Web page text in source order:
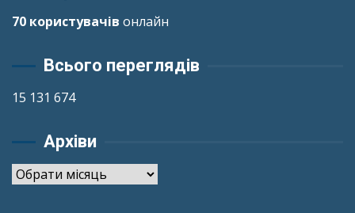
70 користувачів онлайн
Всього переглядів
15 131 674
Архіви
Архіви